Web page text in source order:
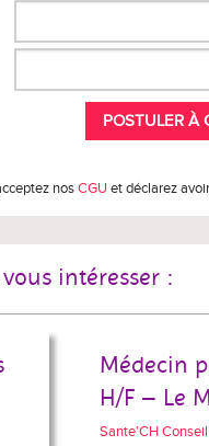
nosCGU et déclarez
intéresser :
Médecin
H/F – Le
Sante'CH Conseil